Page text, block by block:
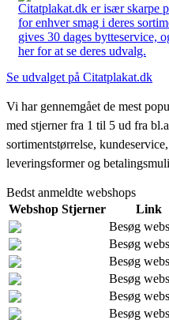
Citatplakat.dk er især skarpe
for enhver smag i deres
gives 30 dages bytteservice,
her for at se deres udvalg.
Se udvalget på Citatplakat.dk
Vi har gennemgået de mest
med stjerner fra 1 til 5 ud fra
sortimentstørrelse,
leveringsformer og
Bedst anmeldte webshops
Webshop Stjerner
Link
Besøg
Besøg
Besøg
Besøg
Besøg
Besøg